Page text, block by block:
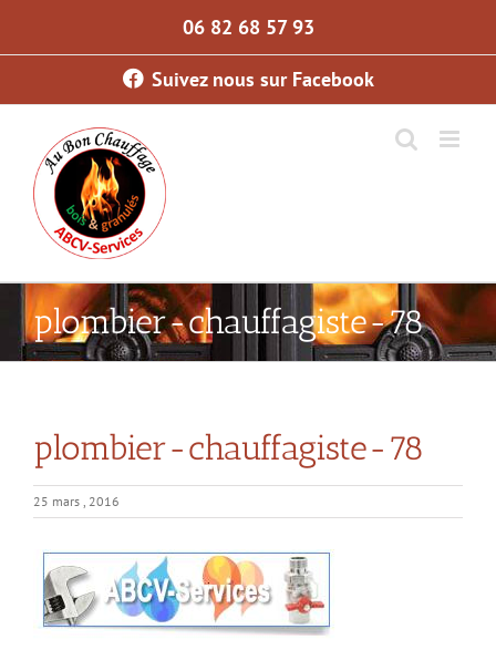
06 82 68 57 93
Suivez nous sur Facebook
plombier-chauffagiste-78
plombier-chauffagiste-78
25 mars , 2016